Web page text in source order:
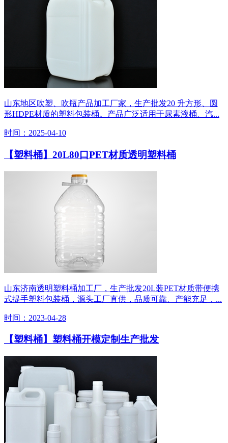
山东地区吹塑、吹瓶产品加工厂家，生产批发20 升方形、圆
形HDPE材质的塑料包装桶。产品广泛适用于尿素液桶、汽...
时间：2025-04-10
【塑料桶】20L80口PET材质透明塑料桶
山东济南透明塑料桶加工厂，生产批发20L装PET材质带便携
式提手塑料包装桶，源头工厂直供，品质可靠、产能充足，...
时间：2023-04-28
【塑料桶】塑料桶开模定制生产批发